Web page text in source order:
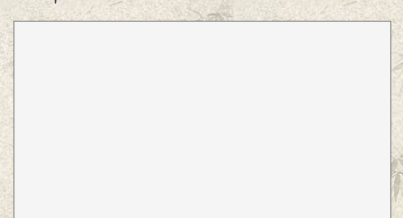
переулке, довольствуясь плетушкой риса и ковшом воды.